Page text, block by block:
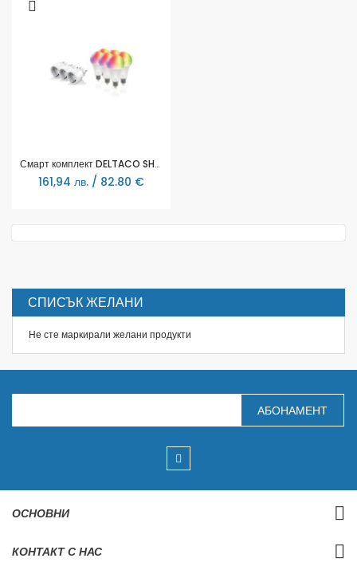
Смарт комплект DELTACO SH-KIT03, 3 x мини контакти, 6 x LED крушки
161,94 лв. / 82.80 €
СПИСЪК ЖЕЛАНИ
Не сте маркирали желани продукти
З
п
е
е
н
АБОНАМЕНТ
ОСНОВНИ
КОНТАКТ С НАС